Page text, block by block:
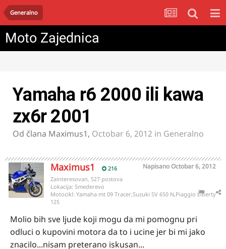
Generalno
Moto Zajednica
Yamaha r6 2000 ili kawa
zx6r 2001
Od člana Maximus1, Octobar 6, 2012 in Generalno
Maximus1 216 NapisanoOctobar 6, 2012
Zainteresovan, 527 postova
Lokacija: Smederevo
Motocikl: Yamaha mt 09 Tracer,Suzuki SV 650 N,Piaggio Liberty
125
Molio bih sve ljude koji mogu da mi pomognu pri
odluci o kupovini motora da to i ucine jer bi mi jako
znacilo...nisam preterano iskusan...